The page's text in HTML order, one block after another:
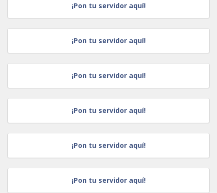
¡Pon tu servidor aquí!
¡Pon tu servidor aquí!
¡Pon tu servidor aquí!
¡Pon tu servidor aquí!
¡Pon tu servidor aquí!
¡Pon tu servidor aquí!